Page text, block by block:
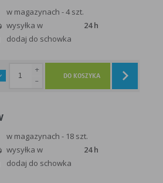
w magazynach - 4 szt.
wysyłka w
24 h
dodaj do schowka
-
+
DO KOSZYKA
w magazynach - 18 szt.
wysyłka w
24 h
dodaj do schowka